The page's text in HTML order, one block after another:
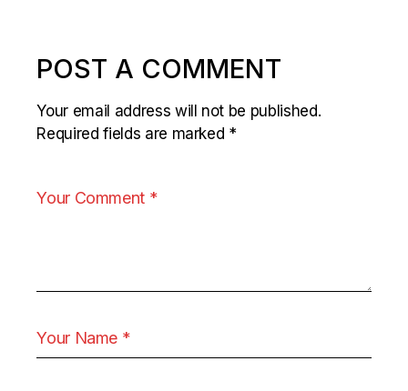
POST A COMMENT
Your email address will not be published.
Required fields are marked *